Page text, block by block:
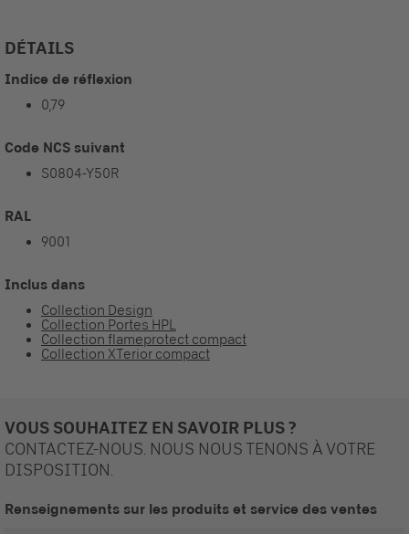
DÉTAILS
Indice de réflexion
0,79
Code NCS suivant
S0804-Y50R
RAL
9001
Inclus dans
Collection Design
Collection Portes HPL
Collection flameprotect compact
Collection XTerior compact
VOUS SOUHAITEZ EN SAVOIR PLUS ?
CONTACTEZ-NOUS. NOUS NOUS TENONS À VOTRE
DISPOSITION.
Renseignements sur les produits et service des ventes